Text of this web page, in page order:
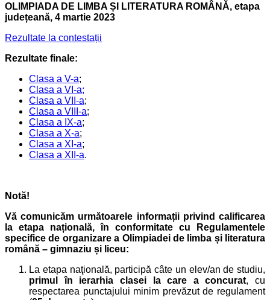
OLIMPIADA DE LIMBA ȘI LITERATURA ROMÂNĂ, etapa
județeană, 4 martie 2023
Rezultate la contestații
Rezultate finale:
Clasa a V-a;
Clasa a VI-a;
Clasa a VII-a;
Clasa a VIII-a;
Clasa a IX-a;
Clasa a X-a;
Clasa a XI-a;
Clasa a XII-a.
Notă!
Vă comunicăm următoarele informații privind calificarea
la etapa națională, în conformitate cu Regulamentele
specifice de organizare a Olimpiadei de limba și literatura
română – gimnaziu și liceu:
La etapa naţională, participă câte un elev/an de studiu,
primul în ierarhia clasei la care a concurat, cu
respectarea punctajului minim prevăzut de regulament